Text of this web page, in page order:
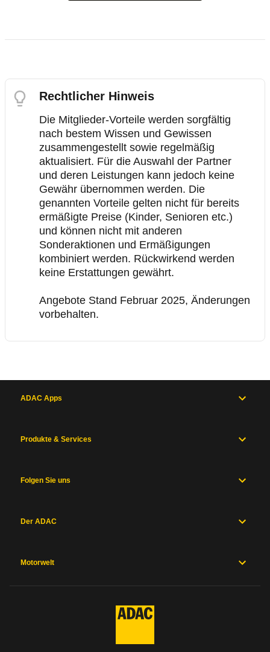
Rechtlicher Hinweis
Die Mitglieder-Vorteile werden sorgfältig
nach bestem Wissen und Gewissen
zusammengestellt sowie regelmäßig
aktualisiert. Für die Auswahl der Partner
und deren Leistungen kann jedoch keine
Gewähr übernommen werden. Die
genannten Vorteile gelten nicht für bereits
ermäßigte Preise (Kinder, Senioren etc.)
und können nicht mit anderen
Sonderaktionen und Ermäßigungen
kombiniert werden. Rückwirkend werden
keine Erstattungen gewährt.
Angebote Stand Februar 2025, Änderungen
vorbehalten.
ADAC Apps
Produkte & Services
Folgen Sie uns
Der ADAC
Motorwelt